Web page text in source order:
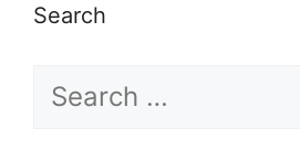
Search
Search